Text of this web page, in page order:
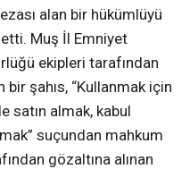
alan bir hükümlüyü
Muş İl Emniyet
ekipleri tarafından
şahıs, “Kullanmak için
satın almak, kabul
suçundan mahkum
gözaltına alınan